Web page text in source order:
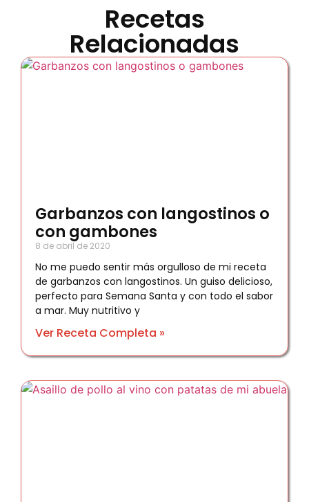
Recetas
Relacionadas
Garbanzos con langostinos o
con gambones
8 de abril de 2020
No me puedo sentir más orgulloso de mi receta
de garbanzos con langostinos. Un guiso delicioso,
perfecto para Semana Santa y con todo el sabor
a mar. Muy nutritivo y
Ver Receta Completa »